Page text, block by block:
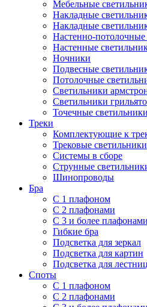
Мебельные
Накладные
Накладные
Настенно-потолочные
Настенные
Ночники
Подвесные
Потолочные
Светильники
Светильники грильято
Точечные светильники
Треки
Комплектующие к
Трековые светильники
Системы в сборе
Струнные
Шинопроводы
Бра
С 1 плафоном
С 2 плафонами
С 3 и более плафонами
Гибкие бра
Подсветка для зеркал
Подсветка для картин
Подсветка для
Споты
С 1 плафоном
С 2 плафонами